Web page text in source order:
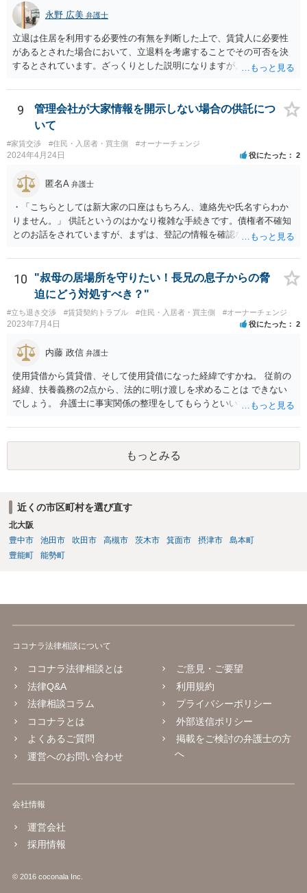
が相当か）が重要ですので、劣化状態を確認していないことをもっ
て、直ちに有利な事情にはならないと思われます。 3. 売主または仲介
業者から、給湯管や水回りに関して劣化・交換歴などの説明は一切あ
りませんでした。この点は「説明義務違反」としての損害賠償請求に
使える可能性はありますか？ 売主または仲介業者が給湯管の劣化等を
認識していたにもかかわらず、説明を一切しなかった場合、説明義務
違反として損害賠償請求が認められる可能性があります。 4. 本件の給
湯管は壁体内に埋設されており、購入時の目視確認が困難でした。こ
のような隠れた部分の損傷は、契約不適合責任の対象となり得るでし
ょうか？ なりえます。 壁体内に埋設されているなど、購入時の通常の
注意では発見できない「隠れた」部分の損傷も、契約不適合責任の対
象となり得ます。「瑕疵」とは、目的物が通常有すべき品質・性能を
瑕疵の成否を直接左右するものではありません。
永野 広美 弁護士
立退は住居を利用する必要性の有無を判断した上で、賃貸人に必要性
があるとされた場合において、立退料を考慮することでその可否を決
するとされています。ざっくりとした説明になりますが。具体的な事
聞かせください。
9
管理会社が大家情報を開示しない場合の供託につ
いて
#家賃交渉 #住民・入居者・買主側 #オーナーチェンジ
2024年4月24日 役にたった 2
匿名A 弁護士
・「こちらとしては新大家の口座はもちろん、連絡先や氏名すらわか
りません。」 供託というのはかなり複雑な手続きです。債権者不確知
とのお話をされていますが、まずは、登記の情報を確認なさってくだ
10
"叔母の居場所を守りたい！長兄の息子からの脅
迫にどう対処すべき？"
#立ち退き交渉 #賃貸契約トラブル #住民・入居者・買主側 #オーナーチェンジ
2023年7月4日 役にたった 2
内藤 政信 弁護士
使用貸借から賃貸借、そして使用貸借になった経緯ですかね。 従前の
経緯、扶養義務の2点から、法的に明け渡しを求めることは できない
でしょう。 弁護士に事実関係の整理をしてもらうといいでしょう。
もっとみる
近くの市区町村を選び直す
北大阪
豊中市
池田市 吹田市 高槻市 茨木市 箕面市 摂津市
島本町
豊能町
能勢町
ココナラ法律相談について
ココナラ法律相談とは
法律Q&A
法律相談コラム
ココナラとは
よくあるご質問
運営へのお問い合わせ
ご意見・ご要望
利用規約
プライバシーポリシー
外部送信ポリシー
掲載をご検討の弁護士の方
へ
会社情報
運営会社
採用情報
© 2016 coconala Inc.